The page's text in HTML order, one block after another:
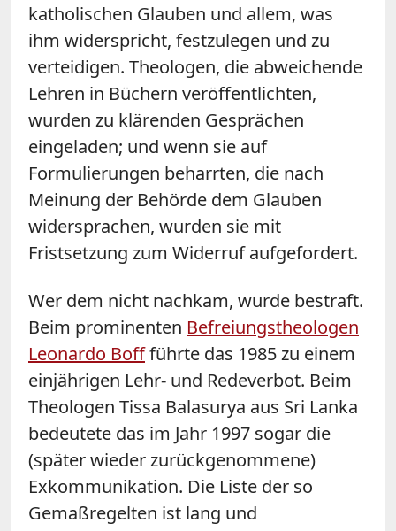
katholischen Glauben und allem, was
ihm widerspricht, festzulegen und zu
verteidigen. Theologen, die abweichende
Lehren in Büchern veröffentlichten,
wurden zu klärenden Gesprächen
eingeladen; und wenn sie auf
Formulierungen beharrten, die nach
Meinung der Behörde dem Glauben
widersprachen, wurden sie mit
Fristsetzung zum Widerruf aufgefordert.
Wer dem nicht nachkam, wurde bestraft.
Beim prominenten Befreiungstheologen
Leonardo Boffführte das 1985 zu einem
einjährigen Lehr- und Redeverbot. Beim
Theologen Tissa Balasurya aus Sri Lanka
bedeutete das im Jahr 1997 sogar die
(später wieder zurückgenommene)
Exkommunikation. Die Liste der so
Gemaßregelten ist lang und